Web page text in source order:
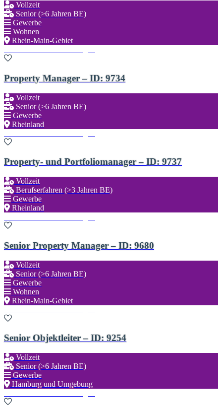
Vollzeit
Senior (>6 Jahren BE)
Gewerbe
Wohnen
Rhein-Main-Gebiet
Property Manager – ID: 9734
Vollzeit
Senior (>6 Jahren BE)
Gewerbe
Rheinland
Property- und Portfoliomanager – ID: 9737
Vollzeit
Berufserfahren (>3 Jahren BE)
Gewerbe
Rheinland
Senior Property Manager – ID: 9680
Vollzeit
Senior (>6 Jahren BE)
Gewerbe
Wohnen
Rhein-Main-Gebiet
Senior Objektleiter – ID: 9254
Vollzeit
Senior (>6 Jahren BE)
Gewerbe
Hamburg und Umgebung